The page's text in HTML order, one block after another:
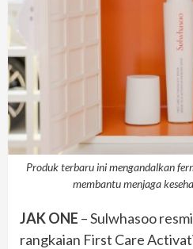
Produk terbaru ini mengandalkan
membantu menjaga
JAK ONE – Sulwhasoo
rangkaian First Care